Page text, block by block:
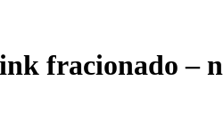
fracionado –